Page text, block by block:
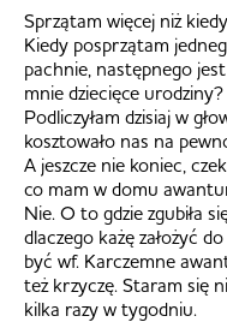
Sprzątam więcej niż
Kiedy posprzątam
pachnie, następnego
mnie dziecięce
Podliczyłam dzisiaj w
kosztowało nas na
A jeszcze nie koniec,
co mam w domu
Nie. O to gdzie zgubiła
dlaczego każę założyć
być wf. Karczemne
też krzyczę. Staram się
kilka razy w tygodniu.